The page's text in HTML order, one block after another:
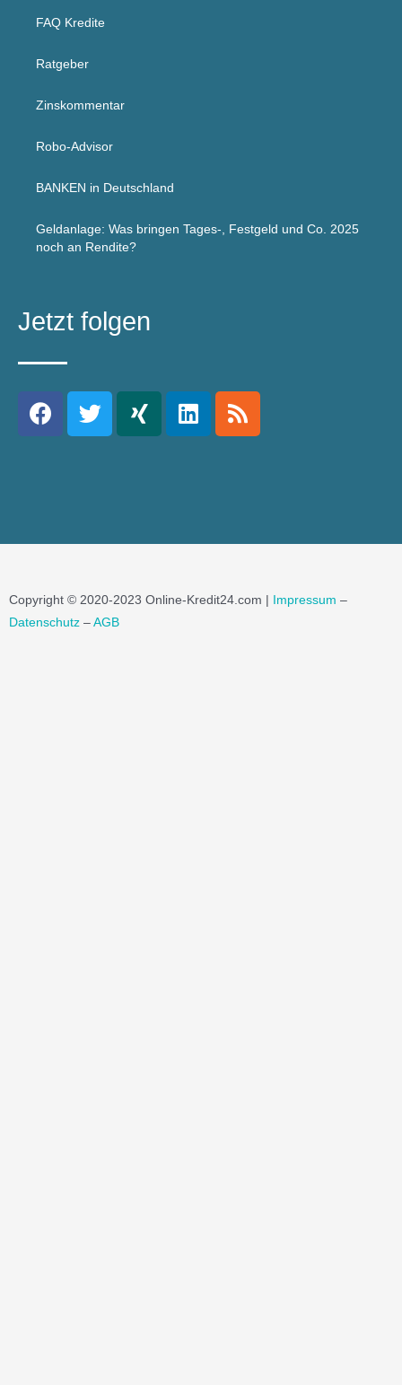
FAQ Kredite
Ratgeber
Zinskommentar
Robo-Advisor
BANKEN in Deutschland
Geldanlage: Was bringen Tages-, Festgeld und Co. 2025
noch an Rendite?
Jetzt folgen
Copyright © 2020-2023 Online-Kredit24.com | Impressum –
Datenschutz – AGB